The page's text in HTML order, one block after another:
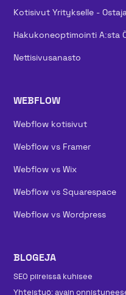
Kotisivut Yritykselle -
Hakukoneoptimointi A:sta
Nettisivusanasto
WEBFLOW
Webflow kotisivut
Webflow vs Framer
Webflow vs Wix
Webflow vs Squarespace
Webflow vs Wordpress
BLOGEJA
SEO piireissä kuhisee
Yhteistyö: avain